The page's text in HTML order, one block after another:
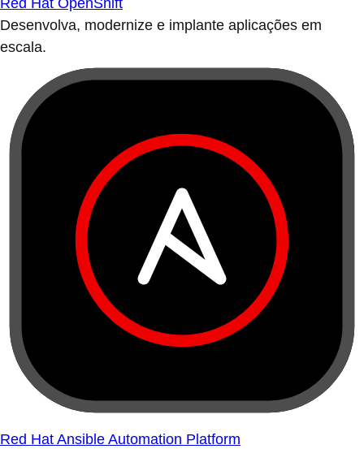
Red Hat OpenShift
Desenvolva, modernize e implante aplicações em
escala.
Red Hat Ansible Automation Platform